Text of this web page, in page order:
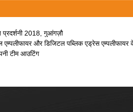
प्रदर्शनी 2018, गुआंगज़ौ
एम्पलीफायर और डिजिटल पब्लिक एड्रेस एम्पलीफायर के
टीम आउटिंग